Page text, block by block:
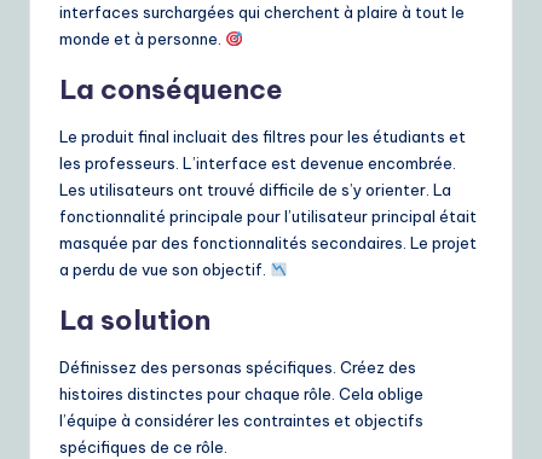
interfaces surchargées qui cherchent à plaire à tout le
monde et à personne.
La conséquence
Le produit final incluait des filtres pour les étudiants et
les professeurs. L’interface est devenue encombrée.
Les utilisateurs ont trouvé difficile de s’y orienter. La
fonctionnalité principale pour l’utilisateur principal était
masquée par des fonctionnalités secondaires. Le projet
a perdu de vue son objectif.
La solution
Définissez des personas spécifiques. Créez des
histoires distinctes pour chaque rôle. Cela oblige
l’équipe à considérer les contraintes et objectifs
spécifiques de ce rôle.